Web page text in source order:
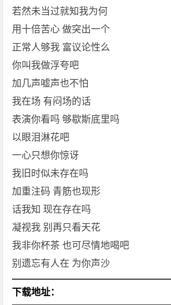
若然未当过就知我为何
用十倍苦心 做突出一个
正常人够我 富议论性么
你叫我做浮夸吧
加几声嘘声也不怕
我在场 有闷场的话
表演你看吗 够歇斯底里吗
以眼泪淋花吧
一心只想你惊讶
我旧时似未存在吗
加重注码 青筋也现形
话我知 现在存在吗
凝视我 别再只看天花
我非你杯茶 也可尽情地喝吧
别遗忘有人在 为你声沙
下载地址：